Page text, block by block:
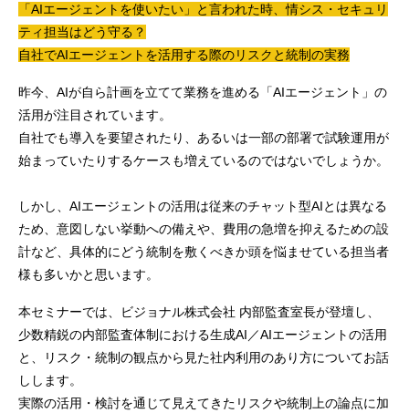
「AIエージェントを使いたい」と言われた時、情シス・セキュリ
ティ担当はどう守る？
自社でAIエージェントを活用する際のリスクと統制の実務
昨今、AIが自ら計画を立てて業務を進める「AIエージェント」の
活用が注目されています。
自社でも導入を要望されたり、あるいは一部の部署で試験運用が
始まっていたりするケースも増えているのではないでしょうか。
しかし、AIエージェントの活用は従来のチャット型AIとは異なる
ため、意図しない挙動への備えや、費用の急増を抑えるための設
計など、具体的にどう統制を敷くべきか頭を悩ませている担当者
様も多いかと思います。
本セミナーでは、ビジョナル株式会社 内部監査室長が登壇し、
少数精鋭の内部監査体制における生成AI／AIエージェントの活用
と、リスク・統制の観点から見た社内利用のあり方についてお話
しします。
実際の活用・検討を通じて見えてきたリスクや統制上の論点に加